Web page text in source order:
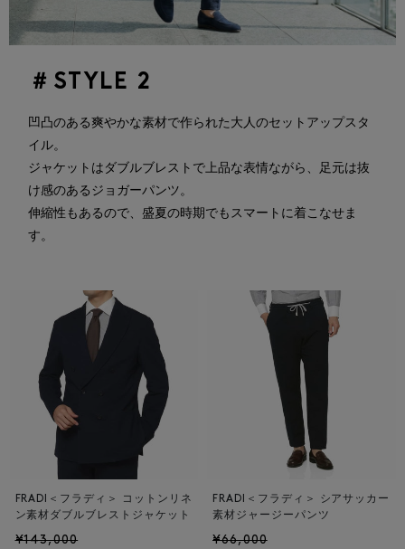
＃STYLE 2
凹凸のある爽やかな素材で作られた大人のセットアップスタ
イル。
ジャケットはダブルブレストで上品な表情ながら、足元は抜
け感のあるジョガーパンツ。
伸縮性もあるので、盛夏の時期でもスマートに着こなせま
す。
FRADI＜フラディ＞ コットンリネ
ン素材ダブルブレストジャケット
¥143,000
FRADI＜フラディ＞ シアサッカー
素材ジャージーパンツ
¥66,000